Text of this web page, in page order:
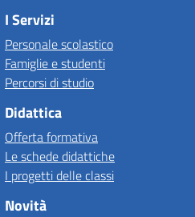
I Servizi
Personale scolastico
Famiglie e studenti
Percorsi di studio
Didattica
Offerta formativa
Le schede didattiche
I progetti delle classi
Novità